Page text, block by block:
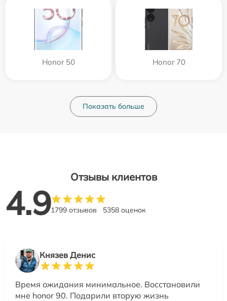
Honor 50 Honor 70
Показать больше
Отзывы клиентов
4.91799 отзывов 5358 оценок
Князев Денис
Время ожидания минимальное. Восстановили
мне honor 90. Подарили вторую жизнь